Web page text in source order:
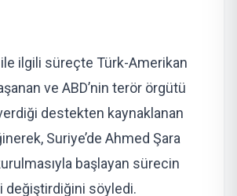
ile ilgili süreçte Türk-Amerikan
ve ABD’nin terör örgütü
destekten kaynaklanan
Suriye’de Ahmed Şara
başlayan sürecin
değiştirdiğini söyledi.